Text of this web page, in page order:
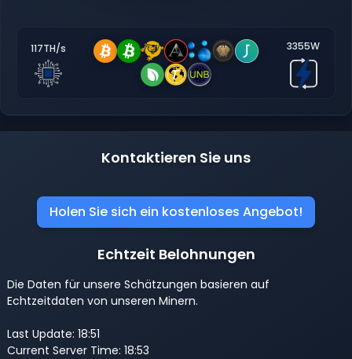
117TH/s 3355W
Kontaktieren Sie uns
Holen Sie sich ein kostenloses Angebot!
Echtzeit Belohnungen
Die Daten für unsere Schätzungen basieren auf
Echtzeitdaten von unseren Minern.
Last Update: 18:51
Current Server Time: 18:53